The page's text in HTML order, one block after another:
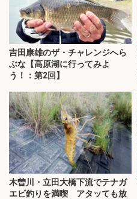
吉田康雄のザ・チャレンジへら
ぶな【高原湖に行ってみよ
う！：第2回】
木曽川・立田大橋下流でテナガ
エビ釣りを満喫 アタッても放